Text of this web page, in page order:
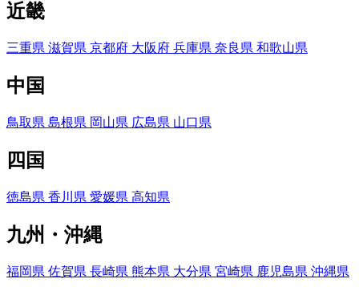
近畿
三重県 滋賀県 京都府 大阪府 兵庫県 奈良県 和歌山県
中国
鳥取県 島根県 岡山県 広島県 山口県
四国
徳島県 香川県 愛媛県 高知県
九州・沖縄
福岡県 佐賀県 長崎県 熊本県 大分県 宮崎県 鹿児島県 沖縄県